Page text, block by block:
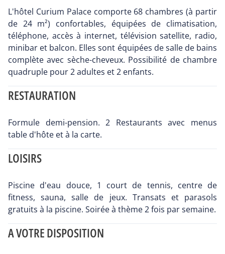
L'hôtel Curium Palace comporte 68 chambres (à partir
de 24 m²) confortables, équipées de climatisation,
téléphone, accès à internet, télévision satellite, radio,
minibar et balcon. Elles sont équipées de salle de bains
complète avec sèche-cheveux. Possibilité de chambre
quadruple pour 2 adultes et 2 enfants.
RESTAURATION
Formule demi-pension. 2 Restaurants avec menus
table d'hôte et à la carte.
LOISIRS
Piscine d'eau douce, 1 court de tennis, centre de
fitness, sauna, salle de jeux. Transats et parasols
gratuits à la piscine. Soirée à thème 2 fois par semaine.
A VOTRE DISPOSITION